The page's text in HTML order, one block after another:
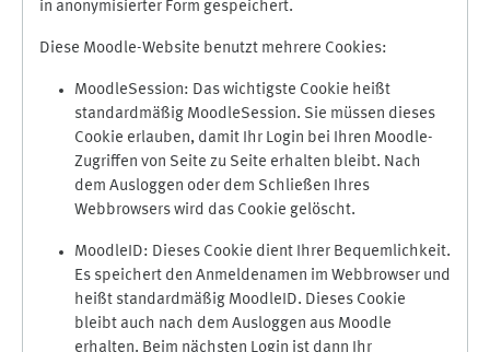
in anonymisierter Form gespeichert.
Diese Moodle-Website benutzt mehrere Cookies:
MoodleSession: Das wichtigste Cookie heißt
standardmäßig MoodleSession. Sie müssen dieses
Cookie erlauben, damit Ihr Login bei Ihren Moodle-
Zugriffen von Seite zu Seite erhalten bleibt. Nach
dem Ausloggen oder dem Schließen Ihres
Webbrowsers wird das Cookie gelöscht.
MoodleID: Dieses Cookie dient Ihrer Bequemlichkeit.
Es speichert den Anmeldenamen im Webbrowser und
heißt standardmäßig MoodleID. Dieses Cookie
bleibt auch nach dem Ausloggen aus Moodle
erhalten. Beim nächsten Login ist dann Ihr